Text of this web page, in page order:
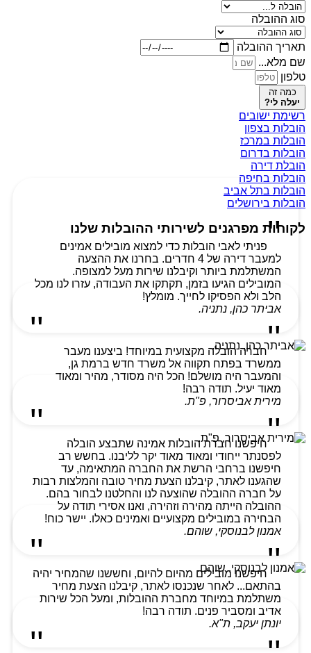
סוג ההובלה
תאריך ההובלה
שם מלא...
טלפון
כמה זה
יעלה לי?
רשימת ישובים
הובלות בצפון
הובלות במרכז
הובלות בדרום
הובלת דירה
הובלות בחיפה
הובלות בתל אביב
הובלות בירושלים
לקוחות מפרגנים לשירותי ההובלות שלנו
פניתי לאבי הובלות כדי למצוא מובילים אמינים
למעבר דירה של 4 חדרים. בחרנו את ההצעה
המשתלמת ביותר וקיבלנו שירות מעל למצופה.
המובילים הגיעו בזמן, תקתקו את העבודה, עזרו לנו מכל
הלב ולא הפסיקו לחייך. מומלץ!
אביתר כהן, נתניה.
חברה הובלה מקצועית במיוחד! ביצענו מעבר
ממשרד בפתח תקווה אל משרד חדש ברמת גן,
והמעבר היה מושלם! הכל היה מסודר, מהיר ומאוד
מאוד יעיל. תודה רבה!
מירית אביסרור, פ"ת.
חיפשנו חברת הובלות אמינה שתבצע הובלה
לפסנתר ייחודי ומאוד מאוד יקר לליבנו. בחשש רב
חיפשנו ברחבי הרשת את החברה המתאימה, עד
שהגענו לאתר, קיבלנו הצעת מחיר טובה והמלצות רבות
על חברה ההובלה שהוצעה לנו והחלטנו לבחור בהם.
ההובלה הייתה מהירה וזהירה, ואנו אסירי תודה על
הבחירה במובילים מקצועיים ואמינים כאלו. יישר כוח!
אמנון לבנוסקי, שוהם.
חיפשנו מובילים מהיום להיום, וחששנו שהמחיר יהיה
בהתאם... לאחר שנכנסו לאתר, קיבלנו הצעת מחיר
משתלמת במיוחד מחברת ההובלות, ומעל הכל שירות
אדיב ומסביר פנים. תודה רבה!
יונתן יעקב, ת"א.